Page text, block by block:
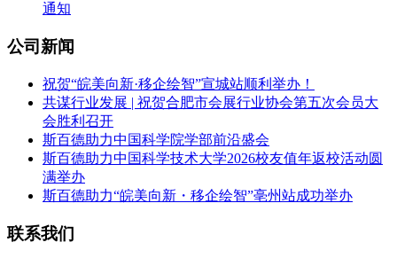
通知
公司新闻
祝贺“皖美向新·移企绘智”宣城站顺利举办！
共谋行业发展 | 祝贺合肥市会展行业协会第五次会员大
会胜利召开
斯百德助力中国科学院学部前沿盛会
斯百德助力中国科学技术大学2026校友值年返校活动圆
满举办
斯百德助力“皖美向新・移企绘智”亳州站成功举办
联系我们